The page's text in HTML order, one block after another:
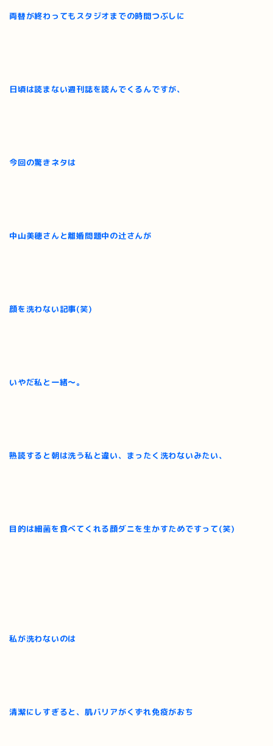
両替が終わってもスタジオまでの時間つぶしに
日頃は読まない週刊誌を読んでくるんですが、
今回の驚きネタは
中山美穂さんと離婚問題中の辻さんが
顔を洗わない記事(笑)
いやだ私と一緒～。
熟読すると朝は洗う私と違い、まったく洗わないみたい、
目的は細菌を食べてくれる顔ダニを生かすためですって(笑)
私が洗わないのは
清潔にしすぎると、肌バリアがくずれ免疫がおち